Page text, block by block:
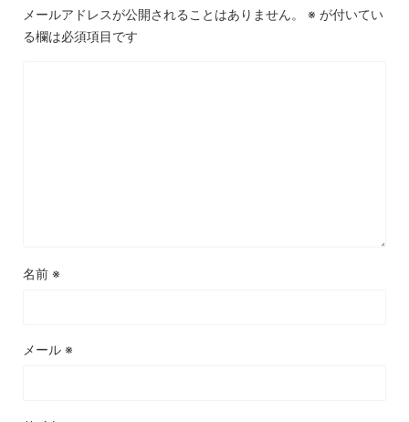
メールアドレスが公開されることはありません。 ※ が付いてい
る欄は必須項目です
名前 ※
メール ※